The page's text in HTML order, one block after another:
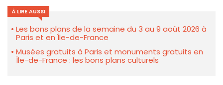
À LIRE AUSSI
Les bons plans de la semaine du 3 au 9 août 2026 à
Paris et en Île-de-France
Musées gratuits à Paris et monuments gratuits en
Île-de-France : les bons plans culturels